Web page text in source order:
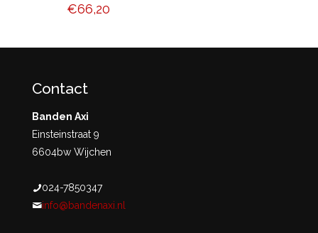
€66,20
Contact
Banden Axi
Einsteinstraat 9
6604bw Wijchen
024-7850347
info@bandenaxi.nl